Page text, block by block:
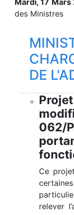
Mardi, 17 Mars
des Ministres
DE
062/
Ce
relever